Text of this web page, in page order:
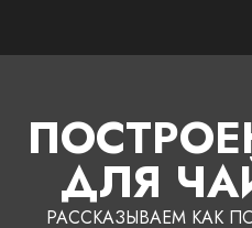
ДЛЯ
РАССКАЗЫВАЕМ КАК